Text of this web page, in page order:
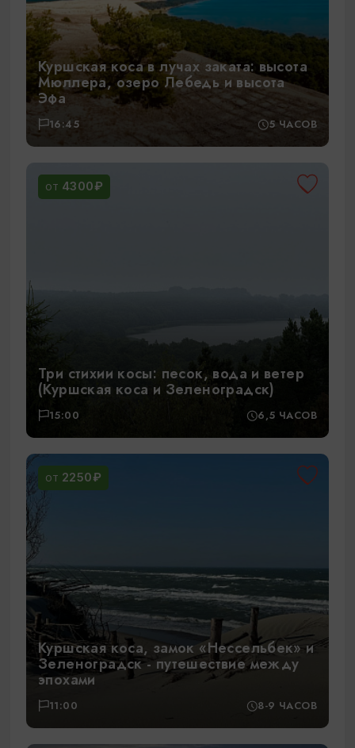
Куршская коса в лучах заката: высота
Мюллера, озеро Лебедь и высота
Эфа
16:45 5 ЧАСОВ
ОТ 4300₽
Три стихии косы: песок, вода и ветер
(Куршская коса и Зеленоградск)
15:00 6,5 ЧАСОВ
ОТ 2250₽
Куршская коса, замок «Нессельбек» и
Зеленоградск - путешествие между
эпохами
11:00 8-9 ЧАСОВ